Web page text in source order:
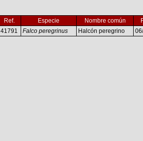
Ref. Especie Nombre común
41791
Falco peregrinus Halcón peregrino